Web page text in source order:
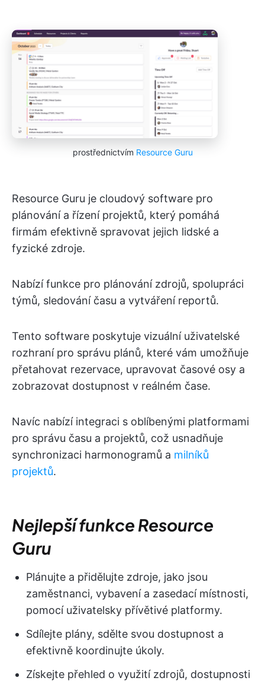
prostřednictvím Resource Guru
Resource Guru je cloudový software pro
plánování a řízení projektů, který pomáhá
firmám efektivně spravovat jejich lidské a
fyzické zdroje.
Nabízí funkce pro plánování zdrojů, spolupráci
týmů, sledování času a vytváření reportů.
Tento software poskytuje vizuální uživatelské
rozhraní pro správu plánů, které vám umožňuje
přetahovat rezervace, upravovat časové osy a
zobrazovat dostupnost v reálném čase.
Navíc nabízí integraci s oblíbenými platformami
pro správu času a projektů, což usnadňuje
synchronizaci harmonogramů a milníků
projektů.
Nejlepší funkce Resource
Guru
Plánujte a přidělujte zdroje, jako jsou
zaměstnanci, vybavení a zasedací místnosti,
pomocí uživatelsky přívětivé platformy.
Sdílejte plány, sdělte svou dostupnost a
efektivně koordinujte úkoly.
Získejte přehled o využití zdrojů, dostupnosti